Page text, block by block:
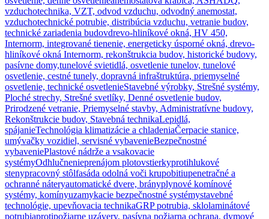
vzduchotechnika, VZT, odvod vzduchu, odvodný anemostat,
vzduchotechnické potrubie, distribúcia vzduchu, vetranie budov,
technické zariadenia budovdrevo-hliníkové okná, HV 450,
Internorm, integrované tienenie, energeticky úsporné okná, drevo-
hliníkové okná Internorm, rekonštrukcia budov, historické budovy,
pasívne domy,tunelové svietidlá, osvetlenie tunelov, tunelové
osvetlenie, cestné tunely, dopravná infraštruktúra, priemyselné
osvetlenie, technické osvetlenieStavebné výrobky, Strešné systémy,
Ploché strechy, Strešné svetlíky, Denné osvetlenie budov,
Prirodzené vetranie, Priemyselné stavby, Administratívne budovy,
Rekonštrukcie budov, Stavebná technikaLepidlá,
spájanieTechnológia klimatizácie a chladeniaČerpacie stanice,
umývačky vozidiel, servisné vybavenieBezpečnostné
vybaveniePlastové nádrže a vsakovacie
systémyOdhlučnenieprenájom plotovstierkyprotihlukové
stenypracovný stôlfasáda odolná voči krupobitiupenetračné a
ochranné náteryautomatické dvere, brányplynové komínové
systémy, komínyuzamykacie bezpečnostné systémystavebné
technológie, upevňovacia technikaGRP potrubia, sklolaminátové
potrubiaprotipožiarne uzávery, pasívna požiarna ochrana, dymové